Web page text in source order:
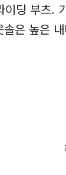
딩 부츠.
은 높은